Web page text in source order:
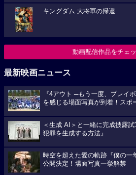
キングダム 大将軍の帰還
動画配信作品をチェ
最新映画ニュース
『4アウト ─もう一度、プレイ
を感じる場面写真が到着！スポ
＜生成 AI＞と一緒に完成披露
犯罪を生成する方法』
時空を超えた愛の軌跡『僕の一
公開決定！場面写真一挙解禁